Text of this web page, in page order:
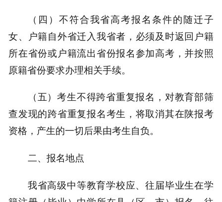
（四）不符合我省高考报名条件的随迁子
女、户籍自外省迁入我省者，必须及时返回户籍
所在省份或户籍流出省份报名参加高考，并按照
原籍省份要求办理相关手续。
（五）考生不得跨省重复报名，对教育部筛
查发现的跨省重复报名考生，将取消其在陕报考
资格，产生的一切后果由考生自负。
二、报名地点
我省高级中等教育学校应、往届毕业生在学